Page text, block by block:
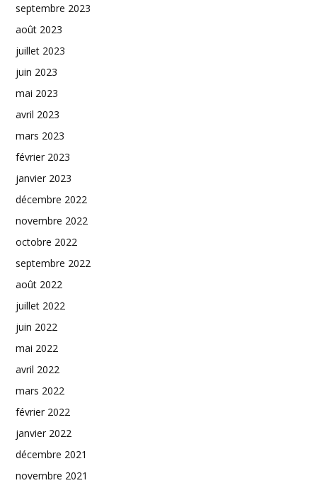
septembre 2023
août 2023
juillet 2023
juin 2023
mai 2023
avril 2023
mars 2023
février 2023
janvier 2023
décembre 2022
novembre 2022
octobre 2022
septembre 2022
août 2022
juillet 2022
juin 2022
mai 2022
avril 2022
mars 2022
février 2022
janvier 2022
décembre 2021
novembre 2021